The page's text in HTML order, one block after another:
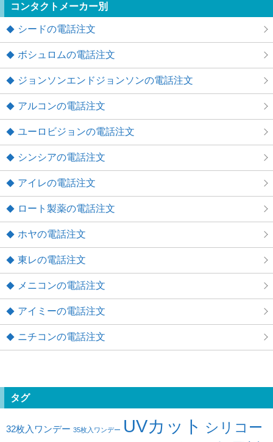
コンタクトメーカー別
シードの電話注文
ボシュロムの電話注文
ジョンソンエンドジョンソンの電話注文
アルコンの電話注文
ユーロビジョンの電話注文
シンシアの電話注文
アイレの電話注文
ロート製薬の電話注文
ホヤの電話注文
東レの電話注文
メニコンの電話注文
アイミーの電話注文
ニチコンの電話注文
タグ
32枚入ワンデー 35枚入ワンデー UVカット シリコー